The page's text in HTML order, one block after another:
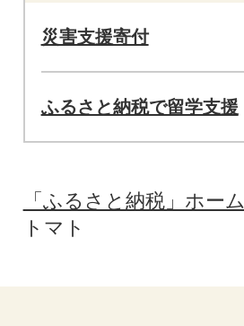
災害支援寄付
ふるさと納税で留学支援
「ふるさと納税」ホーム
トマト